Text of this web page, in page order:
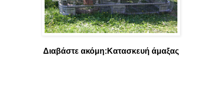
Διαβάστε ακόμη: Κατασκευή άμαξας